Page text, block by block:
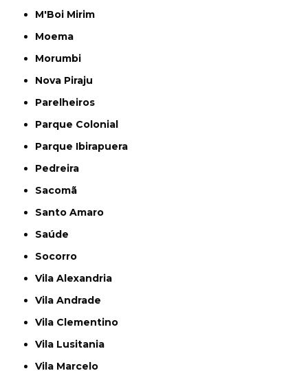
M'Boi Mirim
Moema
Morumbi
Nova Piraju
Parelheiros
Parque Colonial
Parque Ibirapuera
Pedreira
Sacomã
Santo Amaro
Saúde
Socorro
Vila Alexandria
Vila Andrade
Vila Clementino
Vila Lusitania
Vila Marcelo